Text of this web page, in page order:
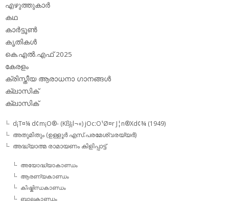
എഴുത്തുകാര്‍
കഥ
കാര്‍ട്ടൂണ്‍
കൃതികള്‍
കെ.എല്‍.എഫ് 2025
കേരളം
ക്രിസ്തീയ ആരാധനാ ഗാനങ്ങള്‍
ക്ലാസിക്‌
ക്ലാസിക്
d¡T¤¼ d¢m¡O®- (KßJ¡l¬«) jOc:O¹Ø¤r J¦n®Xd¢¾ (1949)
അതുമിതും (ഉള്ളൂര്‍ എസ്.പരമേശ്വരയ്യര്‍)
അദ്ധ്യാത്മ രാമായണം കിളിപ്പാട്ട്‌
അയോദ്ധ്യാകാണ്ഡം
ആരണ്യകാണ്ഡം
കിഷ്കിന്ധകാണ്ഡം
ബാലകാണ്ഡം